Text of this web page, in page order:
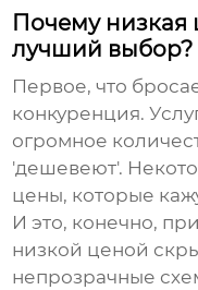
Почему низкая
лучший выбор?
Первое, что
конкуренция.
огромное
'дешевеют'.
цены, которые
И это, конечно,
низкой ценой
непрозрачные